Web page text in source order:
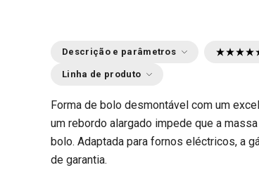
Descrição e parâmetros
Linha de produto
Forma de bolo desmontável com um
um rebordo alargado impede que a
bolo. Adaptada para fornos eléctricos, a
de garantia.